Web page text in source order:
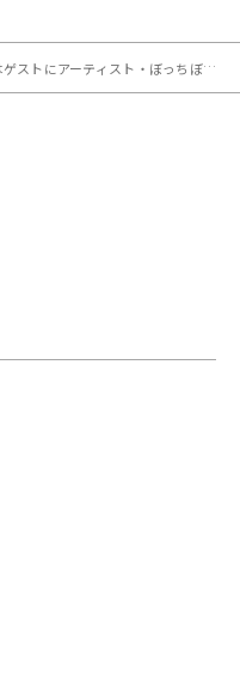
んが登場！ぼっちぼろまるの母星！ぼっち星の故郷が明らかに！？『アインシュタイン・山崎紘菜 Heat&Heart!』